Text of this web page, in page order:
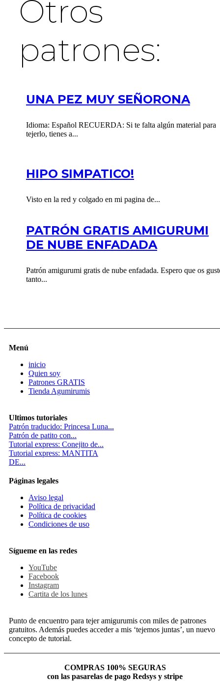
Otros
patrones:
UNA PEZ MUY SEÑORONA
Idioma: Español RECUERDA: Si te falta algún material para
tejerlo, tienes a...
HIPO SIMPATICO!
Visto en la red y colgado en mi pagina de...
PATRÓN GRATIS AMIGURUMI
DE NUBE ENFADADA
Patrón amigurumi gratis de nube enfadada. Espero que os
tanto...
Menú
inicio
Quien soy
Patrones GRATIS
Tienda Agumirumis
Ultimos tutoriales
Patrón traducido: Princesa Luna...
Patrón de patito con...
Tutorial express: Conejito de...
Tutorial express: MANTITA
DE...
Páginas legales
Aviso legal
Política de privacidad
Política de cookies
Condiciones de uso
Sígueme en las redes
YouTube
Facebook
Instagram
Cartita de los lunes
Punto de encuentro para tejer amigurumis con miles de patrones
gratuitos. Además puedes acceder a mis ‘tejemos juntas’, un nuevo
concepto de tutorial.
COMPRAS 100% SEGURAS
con las pasarelas de pago Redsys y stripe